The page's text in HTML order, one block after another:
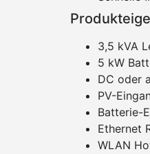
3,5 kVA
5 kW
DC oder
PV-
Batterie-
Ethernet
WLAN